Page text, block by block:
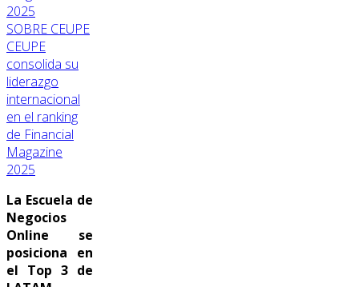
SOBRE CEUPE
CEUPE
consolida su
liderazgo
internacional
en el ranking
de Financial
Magazine
2025
La Escuela de
Negocios
Online se
posiciona en
el Top 3 de